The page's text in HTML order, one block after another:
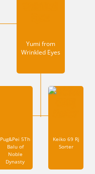
Yumi from
Wrinkled Eyes
Pug&Pei 5Th
Balu of
Noble
Dynasty
Keiko 69 Rj
Sorter